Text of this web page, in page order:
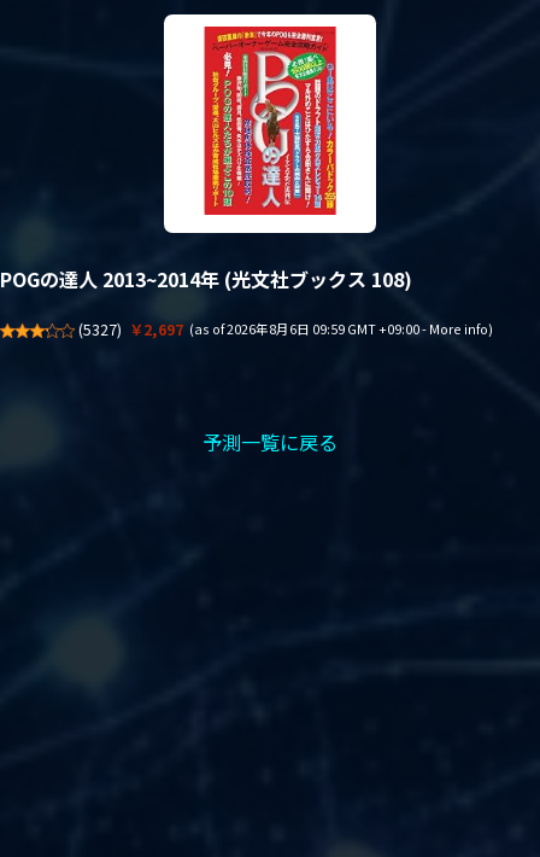
POGの達人 2013~2014年 (光文社ブックス 108)
(5327) ￥2,697 (as of 2026年8月6日 09:59 GMT +09:00 - More info)
予測一覧に戻る